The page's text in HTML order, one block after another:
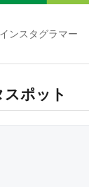
インスタグラマー
ポット